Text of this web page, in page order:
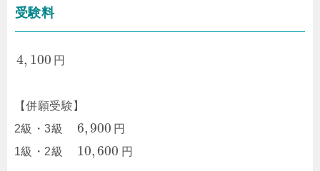
受験料
4, 100 円
【併願受験】
2級・3級
6,900 円
1級・2級
10,600 円